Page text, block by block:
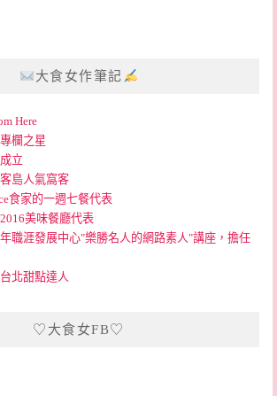
大食女作筆記
Here
欄之星
立
島人氣窩客
食家的一週七餐代表
美味餐廳代表
職涯發展中心"樂勝名人的網路素人"講座，擔任
北甜點達人
♡大食女FB♡